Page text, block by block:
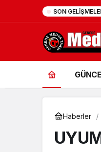
SON
Haberler